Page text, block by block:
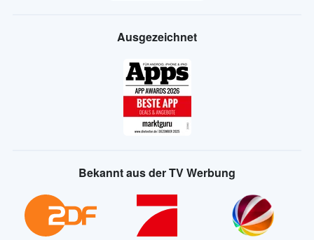
Ausgezeichnet
Bekannt aus der TV Werbung